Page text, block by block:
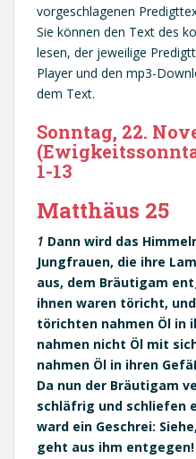
vorgeschlagenen
Sie können den Text des
lesen, der jeweilige
Player und den mp3-
dem Text.
Sonntag, 22.
1-13
Matthäus 25
1 Dann wird das
Jungfrauen, die ihre
aus, dem Bräutigam
ihnen waren töricht,
törichten nahmen Öl in
nahmen nicht Öl mit
nahmen Öl in ihren
Da nun der Bräutigam
schläfrig und schliefen
ward ein Geschrei:
geht aus ihm entgegen!